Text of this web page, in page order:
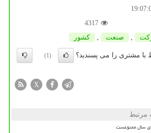
4317
صنعت كشور
با مشتری را می پسندید؟
(1)
X
مرتبط
سال ممنوعست